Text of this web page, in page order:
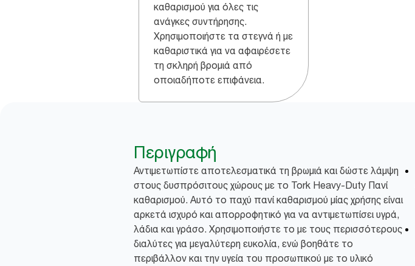
καθαρισμού για όλες τις
ανάγκες συντήρησης.
Χρησιμοποιήστε τα στεγνά ή με
καθαριστικά για να αφαιρέσετε
τη σκληρή βρομιά από
οποιαδήποτε επιφάνεια.
Περιγραφή
Αντιμετωπίστε αποτελεσματικά τη βρωμιά και δώστε λάμψη
στους δυσπρόσιτους χώρους με το Tork Heavy-Duty Πανί
καθαρισμού. Αυτό το παχύ πανί καθαρισμού μίας χρήσης είναι
αρκετά ισχυρό και απορροφητικό για να αντιμετωπίσει υγρά,
λάδια και γράσο. Χρησιμοποιήστε το με τους περισσότερους
διαλύτες για μεγαλύτερη ευκολία, ενώ βοηθάτε το
περιβάλλον και την υγεία του προσωπικού με το υλικό